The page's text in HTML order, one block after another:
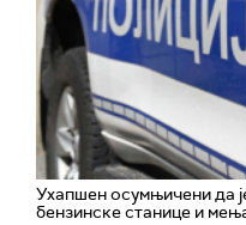
Ухапшен осумњичени да
бензинске станице и